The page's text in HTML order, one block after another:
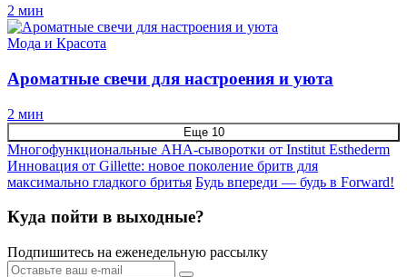
2 мин
Мода и Красота
Ароматные свечи для настроения и уюта
2 мин
Еще 10
Многофункциональные AHA-сыворотки от Institut Esthederm
Инновация от Gillette: новое поколение бритв для
максимально гладкого бритья Будь впереди — будь в Forward!
Куда пойти в выходные?
Подпишитесь на еженедельную рассылку